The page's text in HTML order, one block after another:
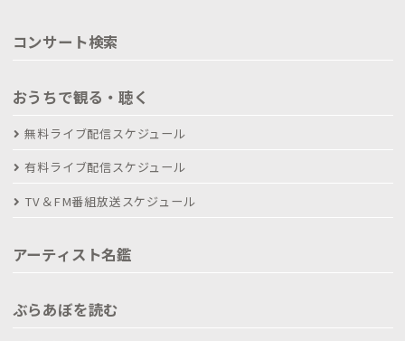
コンサート検索
おうちで観る・聴く
無料ライブ配信スケジュール
有料ライブ配信スケジュール
TV＆FM番組放送スケジュール
アーティスト名鑑
ぶらあぼを読む